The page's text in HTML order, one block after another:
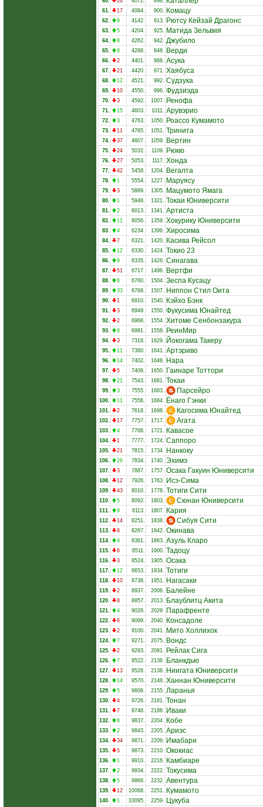
61. 17 4084. 900. Комацу
62. 9 4142. 913. Рютсу Кейзай Драгонс
63. 5 4204. 925. Матида Зельвия
64. 8 4262. 942. Джубило
65. 8 4288. 948. Верди
66. 2 4401. 968. Асука
67. 21 4420. 971. Хаябуса
68. 12 4521. 992. Судзука
69. 10 4550. 996. Фудзиэда
70. 3 4592. 1007. Ренофа
71. 15 4603. 1011. Арувэрио
72. 3 4763. 1050. Роассо Кумамото
73. 11 4765. 1051. Тринита
74. 37 4807. 1059. Вертин
75. 24 5032. 1109. Рюкю
76. 27 5053. 1117. Хонда
77. 42 5458. 1204. Вегалта
78. 1 5554. 1227. Маруясу
79. 3 5889. 1305. Мацумото Ямага
80. 1 5948. 1321. Токаи Юниверсити
81. 2 6013. 1341. Артиста
82. 11 6056. 1359. Хокурику Юниверсити
83. 4 6234. 1396. Хиросима
84. 7 6321. 1420. Касива Рейсол
85. 12 6330. 1424. Токио 23
86. 9 6335. 1426. Синагава
87. 51 6717. 1496. Вертфи
88. 6 6760. 1504. Зеспа Кусацу
89. 33 6768. 1507. Ниппон Стил Оита
90. 1 6910. 1540. Кэйхо Бэнк
91. 3 6949. 1550. Фукусима Юнайтед
92. 2 6968. 1554. Хитоме Сенбонзакура
93. 8 6981. 1558. РеинМир
94. 3 7316. 1629. Йокогама Такеру
95. 11 7380. 1641. Артэриво
96. 14 7402. 1648. Нара
97. 5 7406. 1650. Гаинаре Тоттори
98. 21 7543. 1681. Токаи
99. 3 7555. 1683. Парсейро
100. 11 7556. 1684. Ёнаго Гэнки
101. 2 7618. 1698. Кагосима Юнайтед
102. 17 7757. 1717. Агата
103. 4 7768. 1721. Кавасое
104. 1 7777. 1724. Саппоро
105. 21 7815. 1734. Нанкоку
106. 26 7834. 1740. Эхимэ
107. 3 7887. 1757. Осака Гакуин Юниверсити
108. 12 7926. 1763. Исэ-Сима
109. 43 8010. 1778. Тотиги Сити
110. 5 8092. 1803. Сюнан Юниверсити
111. 9 8113. 1807. Кария
112. 14 8251. 1838. Сибуя Сити
113. 8 8267. 1842. Окинава
114. 4 8361. 1863. Азуль Кларо
115. 6 8511. 1900. Тадоцу
116. 3 8524. 1905. Осака
117. 12 8653. 1934. Тотиги
118. 10 8738. 1951. Нагасаки
119. 2 8937. 2006. Балейне
120. 8 8957. 2013. Блаублитц Акита
121. 4 9026. 2029. Парафренте
122. 6 9099. 2040. Консадоле
123. 2 9100. 2041. Мито Холлихок
124. 7 9271. 2075. Вондс
125. 2 9293. 2081. Рейлак Сига
126. 7 9522. 2136. Бланкдью
127. 13 9528. 2138. Ниигата Юниверсити
128. 14 9570. 2148. Ханнан Юниверсити
129. 5 9606. 2155. Ларанья
130. 4 9726. 2181. Тонан
131. 7 9748. 2188. Иваки
132. 6 9837. 2204. Кобе
133. 2 9843. 2205. Ариэс
134. 34 9871. 2209. Имабари
135. 5 9873. 2210. Ококиас
136. 1 9910. 2216. Камбиаре
137. 2 9934. 2222. Токусима
138. 5 9968. 2232. Авентура
139. 12 10068. 2251. Кумамото
140. 1 10095. 2259. Цукуба